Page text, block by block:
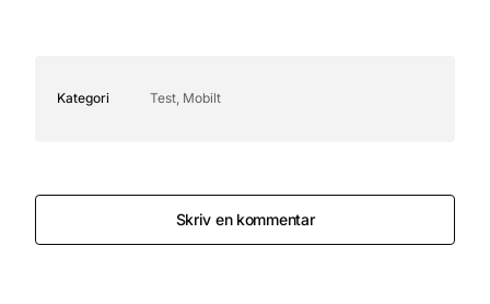
Kategori Test, Mobilt
Skriv en kommentar